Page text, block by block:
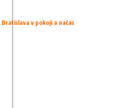
v pokoji a načas